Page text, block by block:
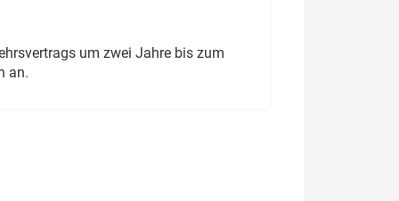
um zwei Jahre bis zum
an.